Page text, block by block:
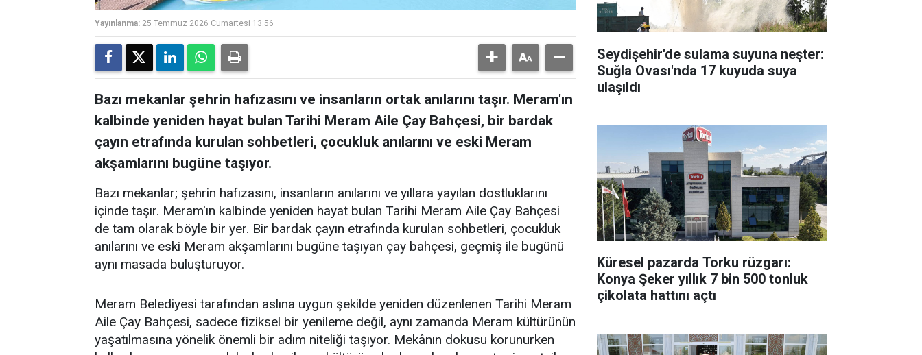
Yayınlanma: 25 Temmuz 2026 Cumartesi 13:56
Bazı mekanlar şehrin hafızasını ve insanların ortak anılarını taşır. Meram'ın
kalbinde yeniden hayat bulan Tarihi Meram Aile Çay Bahçesi, bir bardak
çayın etrafında kurulan sohbetleri, çocukluk anılarını ve eski Meram
akşamlarını bugüne taşıyor.
Bazı mekanlar; şehrin hafızasını, insanların anılarını ve yıllara yayılan dostluklarını
içinde taşır. Meram'ın kalbinde yeniden hayat bulan Tarihi Meram Aile Çay Bahçesi
de tam olarak böyle bir yer. Bir bardak çayın etrafında kurulan sohbetleri, çocukluk
anılarını ve eski Meram akşamlarını bugüne taşıyan çay bahçesi, geçmiş ile bugünü
aynı masada buluşturuyor.
Meram Belediyesi tarafından aslına uygun şekilde yeniden düzenlenen Tarihi Meram
Aile Çay Bahçesi, sadece fiziksel bir yenileme değil, aynı zamanda Meram kültürünün
yaşatılmasına yönelik önemli bir adım niteliği taşıyor. Mekânın dokusu korunurken
Seydişehir'de sulama suyuna neşter:
Suğla Ovası'nda 17 kuyuda suya
ulaşıldı
Küresel pazarda Torku rüzgarı:
Konya Şeker yıllık 7 bin 500 tonluk
çikolata hattını açtı